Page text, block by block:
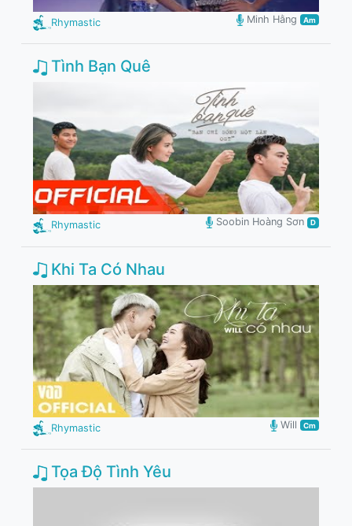
Rhymastic Minh Hằng Am
Tình Bạn Quê
Rhymastic Soobin Hoàng Sơn D
Khi Ta Có Nhau
Rhymastic Will Cm
Tọa Độ Tình Yêu